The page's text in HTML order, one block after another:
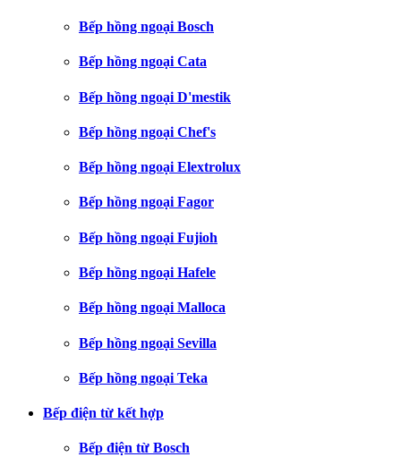
Bếp hồng ngoại Bosch
Bếp hồng ngoại Cata
Bếp hồng ngoại D'mestik
Bếp hồng ngoại Chef's
Bếp hồng ngoại Elextrolux
Bếp hồng ngoại Fagor
Bếp hồng ngoại Fujioh
Bếp hồng ngoại Hafele
Bếp hồng ngoại Malloca
Bếp hồng ngoại Sevilla
Bếp hồng ngoại Teka
Bếp điện từ kết hợp
Bếp điện từ Bosch